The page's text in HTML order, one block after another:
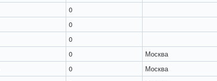
0
0
0
0 Москва
0 Москва